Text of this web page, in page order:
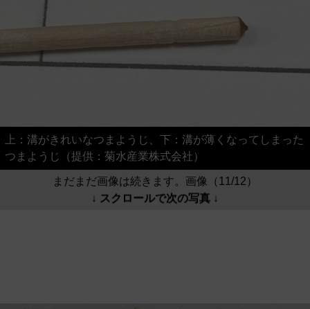
上：溝がきれいなつまようじ、下：溝が薄くなってしまった
つまようじ（提供：菊水産業株式会社）
まだまだ画像は続きます。画像（11/12）
↓ スクロールで次の写真 ↓